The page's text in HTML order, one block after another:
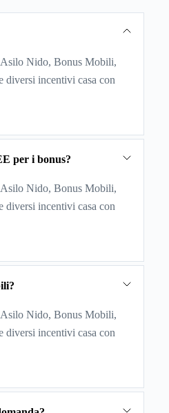
Nido, Bonus Mobili,
diversi incentivi casa con
per i bonus?
Nido, Bonus Mobili,
diversi incentivi casa con
Nido, Bonus Mobili,
diversi incentivi casa con